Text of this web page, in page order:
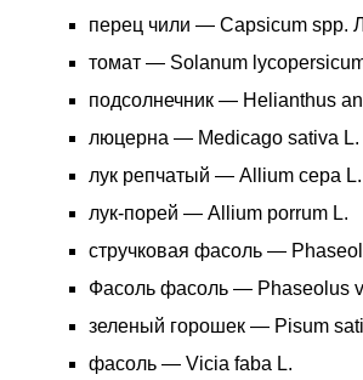
перец чили — Capsicum spp.
томат — Solanum
подсолнечник — Helianthus
люцерна — Medicago sativa L.
лук репчатый — Allium cepa L.
лук-порей — Allium porrum L.
стручковая фасоль —
Фасоль фасоль — Phaseolus
зеленый горошек — Pisum
фасоль — Vicia faba L.